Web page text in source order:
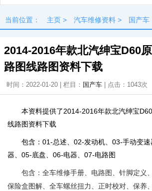
当前位置： 主页 > 汽车维修资料 > 国产车
2014-2016年款北汽绅宝D60
路图线路图资料下载
时间：2022-01-20 | 栏目： 国产车 | 点击： 1043次
本资料提供了2014-2016年款北汽绅宝
线路图资料下载
包含：01-总述、02-发动机、03-手动变
器、05-底盘、06-电器、07-电路图
包含：全车维修手册、电路图、针脚定义
保险盒图解、全车螺丝扭力、正时校对、保养